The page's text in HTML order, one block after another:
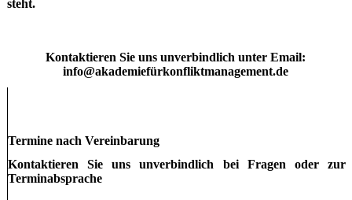
steht.
Kontaktieren Sie uns unverbindlich unter Email:
info@akademiefürkonfliktmanagement.de
Termine nach Vereinbarung
Kontaktieren Sie uns unverbindlich bei Fragen oder zur
Terminabsprache